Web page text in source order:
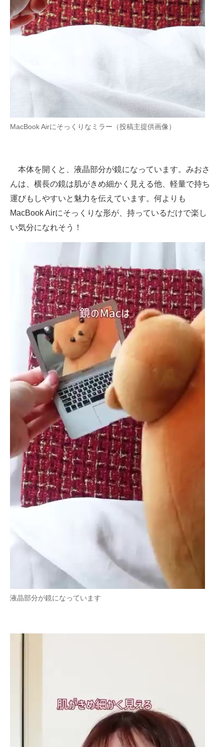
MacBook Airにそっくりなミラー（投稿主提供画像）
本体を開くと、液晶部分が鏡になっています。みおさ
んは、横長の鏡は肌がきめ細かく見える他、軽量で持ち
運びもしやすいと魅力を伝えています。何よりも
MacBook Airにそっくりな形が、持っているだけで楽し
い気分になれそう！
液晶部分が鏡になっています